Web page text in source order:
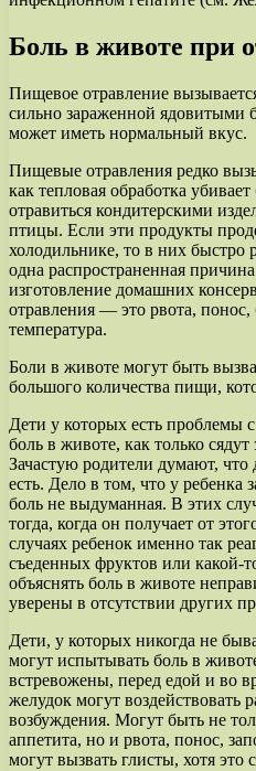
Боль в животе при
Пищевое отравление
сильно зараженной ядовитыми
может иметь нормальный вкус.
Пищевые отравления редко
как тепловая обработка
отравиться кондитерскими
птицы. Если эти продукты
холодильнике, то в них быстро
одна распространенная
изготовление домашних
отравления — это рвота, понос,
температура.
Боли в животе могут быть
большого количества пищи,
Дети у которых есть проблемы
боль в животе, как только
Зачастую родители думают,
есть. Дело в том, что у ребенка
боль не выдуманная. В этих
тогда, когда он получает от
случаях ребенок именно так
съеденных фруктов или какой-
объяснять боль в животе
уверены в отсутствии других
Дети, у которых никогда не
могут испытывать боль в
встревожены, перед едой и во
желудок могут воздействовать
возбуждения. Могут быть не
аппетита, но и рвота, понос,
могут вызвать глисты, хотя это